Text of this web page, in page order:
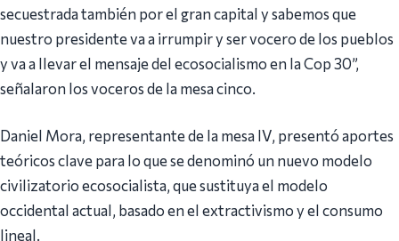
secuestrada también por el gran capital y sabemos que
nuestro presidente va a irrumpir y ser vocero de los pueblos
y va a llevar el mensaje del ecosocialismo en la Cop 30”,
señalaron los voceros de la mesa cinco.
Daniel Mora, representante de la mesa IV, presentó aportes
teóricos clave para lo que se denominó un nuevo modelo
civilizatorio ecosocialista, que sustituya el modelo
occidental actual, basado en el extractivismo y el consumo
lineal.